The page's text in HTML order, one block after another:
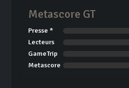
Metascore GT
Presse *
Lecteurs
GameTrip
Metascore